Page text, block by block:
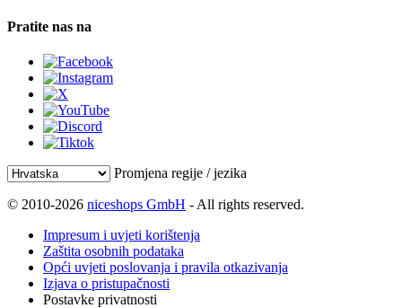
Pratite nas na
Promjena regije / jezika
© 2010-2026 niceshops GmbH - All rights reserved.
Impresum i uvjeti korištenja
Zaštita osobnih podataka
Opći uvjeti poslovanja i pravila otkazivanja
Izjava o pristupačnosti
Postavke privatnosti